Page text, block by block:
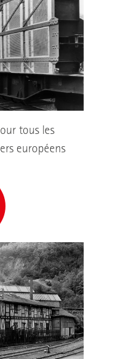
tous les
européens